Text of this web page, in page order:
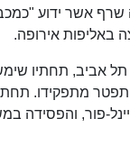
89-82 ב-12 במרץ 1987.
באליפות אירופה.
מתפקידו. תחת
פור, והפסידה